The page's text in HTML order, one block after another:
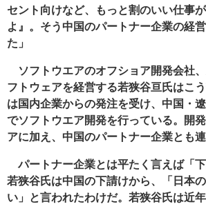
セント向けなど、もっと割のいい仕事
よ』。そう中国のパートナー企業の経
た」
ソフトウエアのオフショア開発会社
フトウェアを経営する若狭谷亘氏はこ
は国内企業からの発注を受け、中国・
でソフトウエア開発を行っている。開
アに加え、中国のパートナー企業とも連
パートナー企業とは平たく言えば「
若狭谷氏は中国の下請けから、「日本
い」と言われたわけだ。若狭谷氏は近